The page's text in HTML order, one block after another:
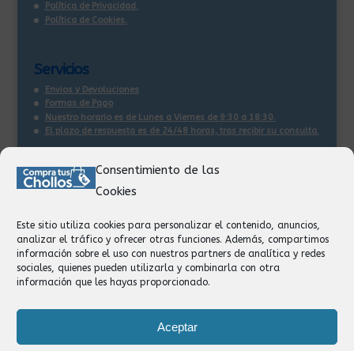
Consentimiento de las
Cookies
Este sitio utiliza cookies para personalizar el contenido, anuncios,
analizar el tráfico y ofrecer otras funciones. Además, compartimos
información sobre el uso con nuestros partners de analítica y redes
sociales, quienes pueden utilizarla y combinarla con otra
información que les hayas proporcionado.
Aceptar
Política de Privacidad.
Política de Cookies.
Servicios
Envios y Devoluciones
Formas de Pago
Nuestro horario es de Lunes a Viernes de 9:30 a 18:30.
El plazo de respuesta es de 24/48 horas, tras recibir su consulta.
Contacto:
Facturación
Devoluciones
Privacidad
Formas de Pago